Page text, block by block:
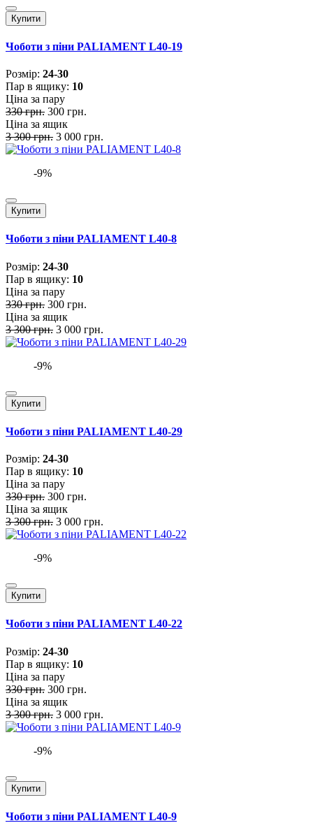
Купити
Чоботи з піни PALIAMENT L40-19
Розмiр: 24-30
Пар в ящику: 10
Ціна за пару
330 грн. 300 грн.
Ціна за ящик
3 300 грн. 3 000 грн.
-9%
Купити
Чоботи з піни PALIAMENT L40-8
Розмiр: 24-30
Пар в ящику: 10
Ціна за пару
330 грн. 300 грн.
Ціна за ящик
3 300 грн. 3 000 грн.
-9%
Купити
Чоботи з піни PALIAMENT L40-29
Розмiр: 24-30
Пар в ящику: 10
Ціна за пару
330 грн. 300 грн.
Ціна за ящик
3 300 грн. 3 000 грн.
-9%
Купити
Чоботи з піни PALIAMENT L40-22
Розмiр: 24-30
Пар в ящику: 10
Ціна за пару
330 грн. 300 грн.
Ціна за ящик
3 300 грн. 3 000 грн.
-9%
Купити
Чоботи з піни PALIAMENT L40-9